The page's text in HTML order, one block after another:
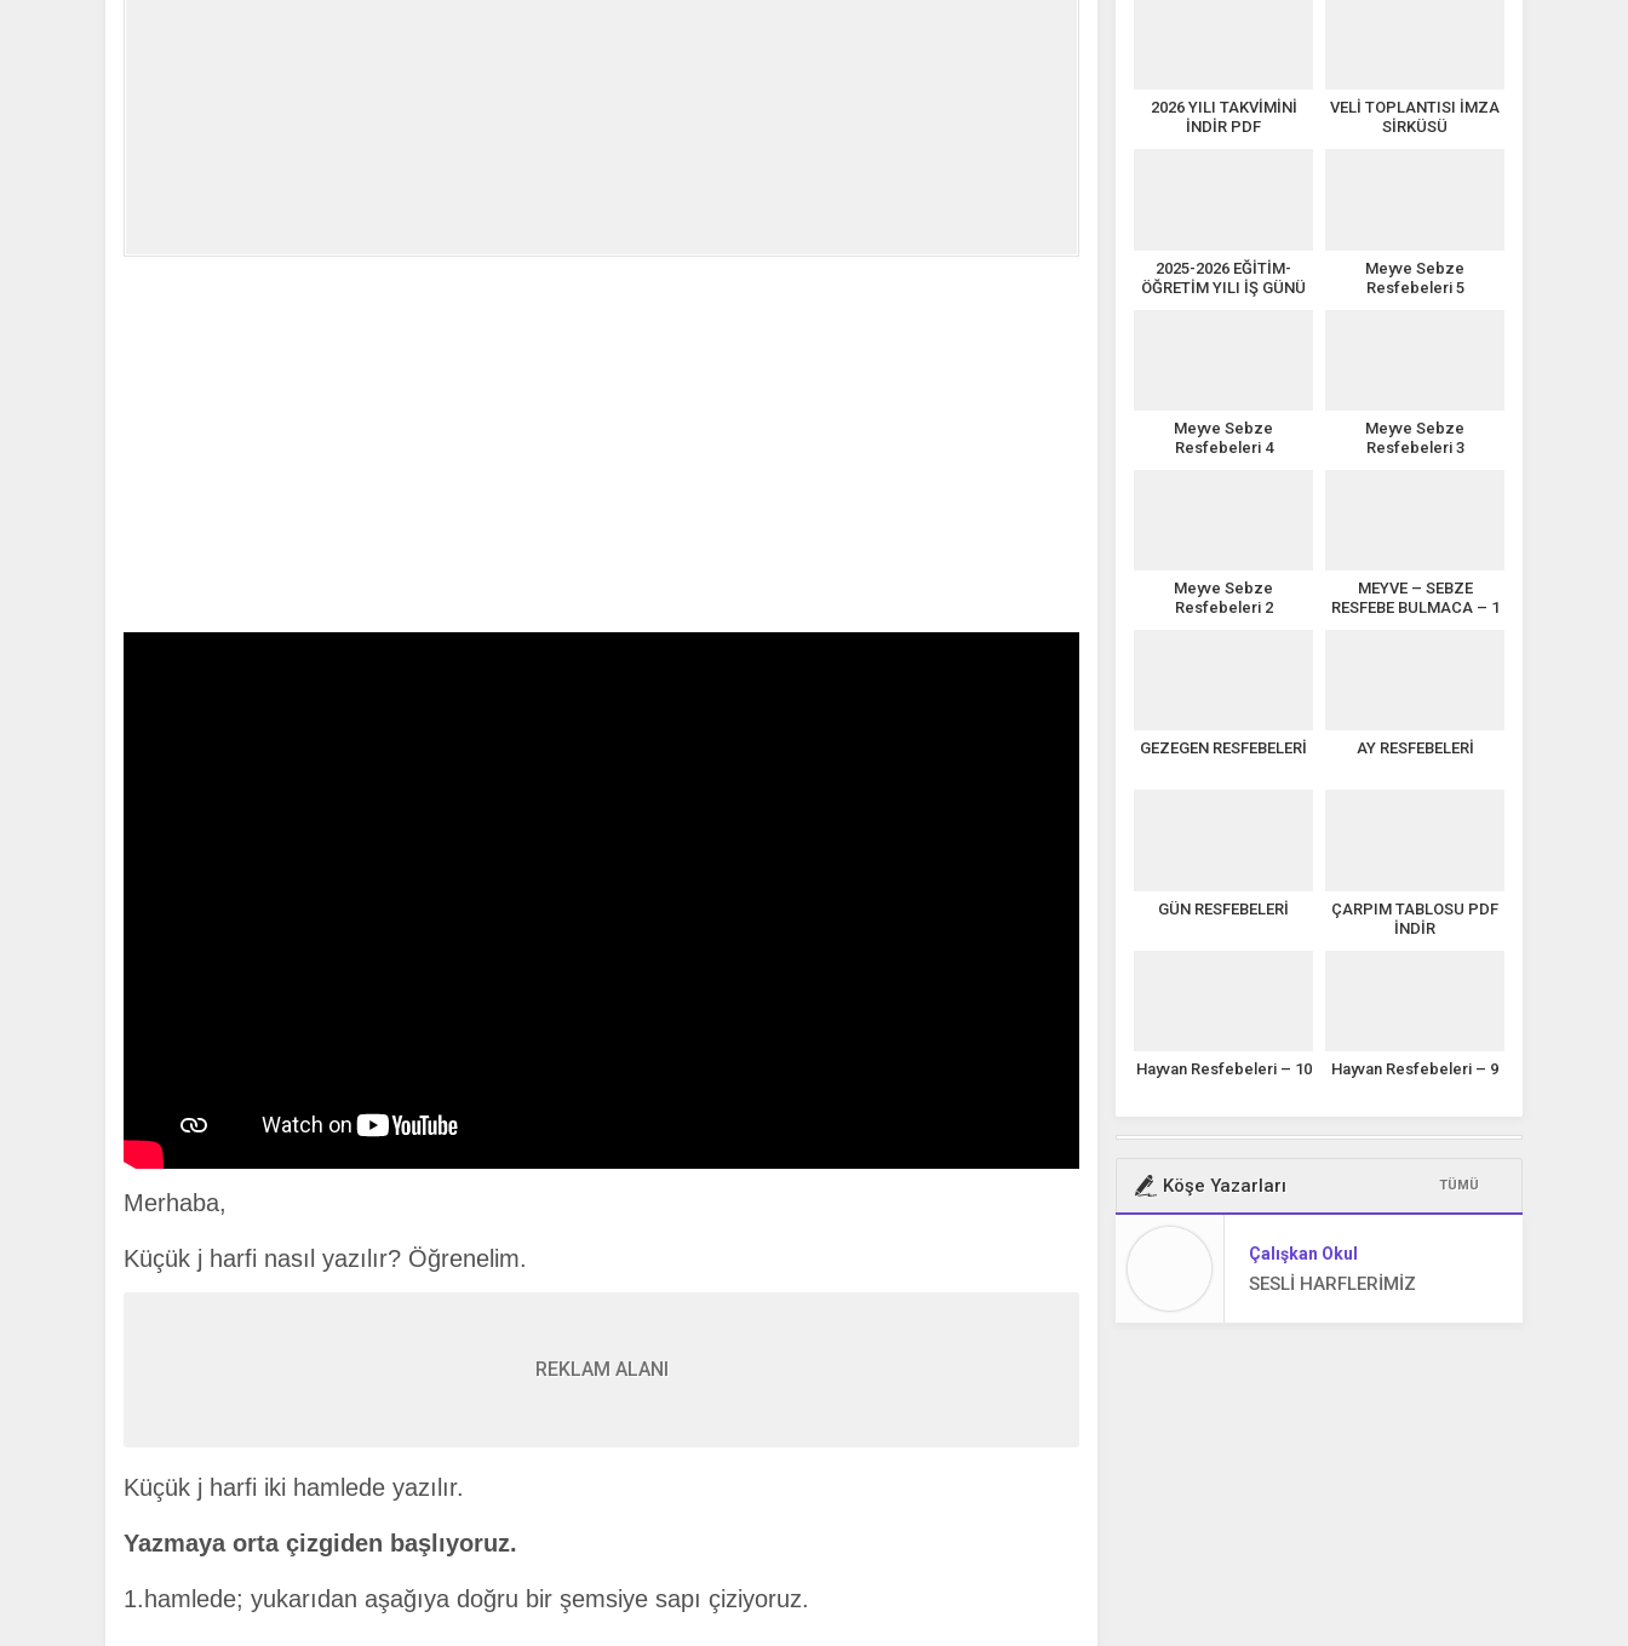
Merhaba,
Küçük j harfi nasıl yazılır? Öğrenelim.
REKLAM ALANI
Küçük j harfi iki hamlede yazılır.
Yazmaya orta çizgiden başlıyoruz.
1.hamlede; yukarıdan aşağıya doğru bir şemsiye sapı çiziyoruz.
2026 YILI TAKVİMİNİ
İNDİR PDF
VELİ TOPLANTISI İMZA
SİRKÜSÜ
2025-2026 EĞİTİM-
ÖĞRETİM YILI İŞ GÜNÜ
Meyve Sebze
Resfebeleri 5
Meyve Sebze
Resfebeleri 4
Meyve Sebze
Resfebeleri 3
Meyve Sebze
Resfebeleri 2
MEYVE – SEBZE
RESFEBE BULMACA – 1
GEZEGEN RESFEBELERİ AY RESFEBELERİ
GÜN RESFEBELERİ
ÇARPIM TABLOSU PDF
İNDİR
Hayvan Resfebeleri – 10 Hayvan Resfebeleri – 9
Köşe Yazarları TÜMÜ
Çalışkan Okul
SESLİ HARFLERİMİZ